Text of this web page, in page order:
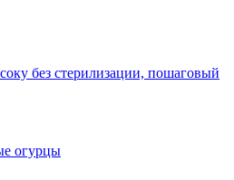
без стерилизации, пошаговый
огурцы